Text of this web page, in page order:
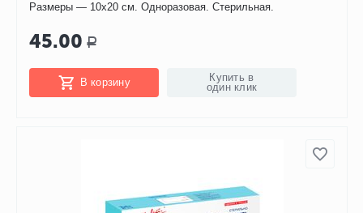
Размеры — 10х20 см. Одноразовая. Стерильная.
45.00 Р
В корзину
Купить в
один клик